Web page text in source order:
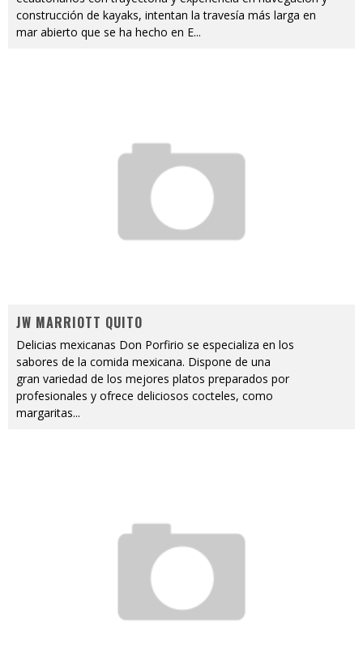
construcción de kayaks, intentan la travesía más larga en
mar abierto que se ha hecho en E...
JW MARRIOTT QUITO
Delicias mexicanas Don Porfirio se especializa en los
sabores de la comida mexicana. Dispone de una
gran variedad de los mejores platos preparados por
profesionales y ofrece deliciosos cocteles, como
margaritas...